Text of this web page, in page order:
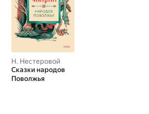
Н. Нестеровой
Сказки народов
Поволжья